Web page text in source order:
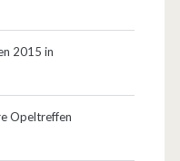
2015 in
Opeltreffen